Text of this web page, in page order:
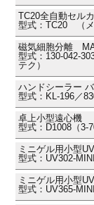
TC20全自動セル
型式：TC20 （メ
磁気細胞分離
型式：130-042-
テク）
ハンドシーラー
型式：KL-196／
卓上小型遠心機
型式：D1008（3-
ミニゲル用小型
型式：UV302-
ミニゲル用小型
型式：UV365-